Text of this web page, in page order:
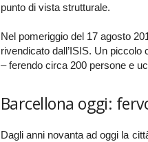
punto di vista strutturale.
Nel pomeriggio del 17 agosto
rivendicato dall’ISIS. Un
– ferendo circa 200 persone e
Barcellona oggi:
Dagli anni novanta ad oggi la